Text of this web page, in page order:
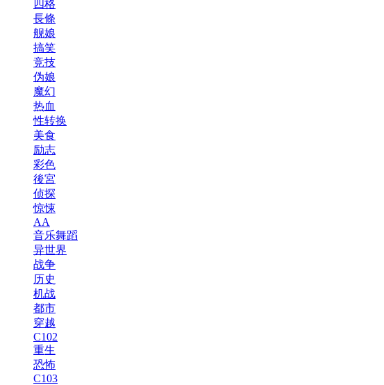
四格
長條
舰娘
搞笑
竞技
伪娘
魔幻
热血
性转换
美食
励志
彩色
後宮
侦探
惊悚
AA
音乐舞蹈
异世界
战争
历史
机战
都市
穿越
C102
重生
恐怖
C103